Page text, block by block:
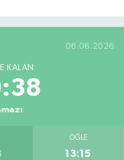
06.08.2026
KALAN
ÖĞLE
13:15